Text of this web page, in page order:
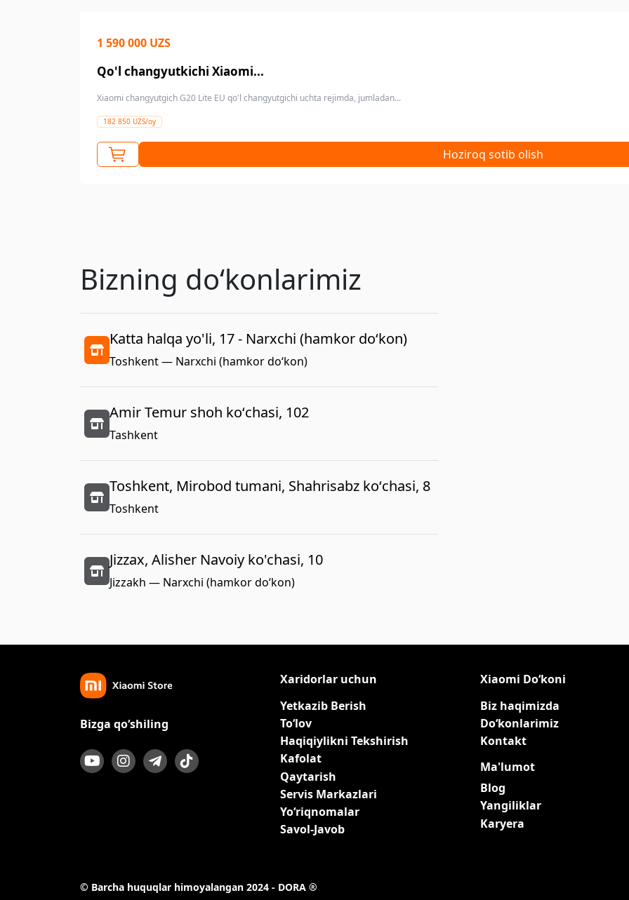
1 590 000 UZS
Qo'l changyutkichi Xiaomi...
Xiaomi changyutgich G20 Lite EU qo'l changyutgichi uchta rejimda, jumladan...
182 850 UZS/oy
Hoziroq sotib olish
Bizning doʻkonlarimiz
Katta halqa yo'li, 17 - Narxchi (hamkor do‘kon)
Toshkent — Narxchi (hamkor do‘kon)
Amir Temur shoh koʻchasi, 102
Tashkent
Toshkent, Mirobod tumani, Shahrisabz koʻchasi, 8
Toshkent
Jizzax, Alisher Navoiy ko'chasi, 10
Jizzakh — Narxchi (hamkor do‘kon)
Bizga qo‘shiling
Xaridorlar uchun
Yetkazib Berish
To‘lov
Haqiqiylikni Tekshirish
Kafolat
Qaytarish
Servis Markazlari
Yo‘riqnomalar
Savol-Javob
Xiaomi Do‘koni
Biz haqimizda
Do‘konlarimiz
Kontakt
Ma'lumot
Blog
Yangiliklar
Karyera
© Barcha huquqlar himoyalangan 2024 - DORA ®